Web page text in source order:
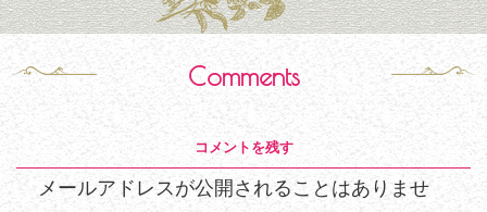
Comments
コメントを残す
メールアドレスが公開されることはありませ